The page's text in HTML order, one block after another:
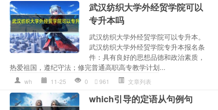
武汉纺织大学外经贸学院可以
专升本吗
武汉纺织大学外经贸学院可以专升本。
武汉纺织大学外经贸学院专升本报名条
件：具有良好的思想品德和政治素质，
热爱祖国，遵纪守法；修完普通高职高专教学计划...
wh 11-25 0 961 文章列表
which引导的定语从句例句